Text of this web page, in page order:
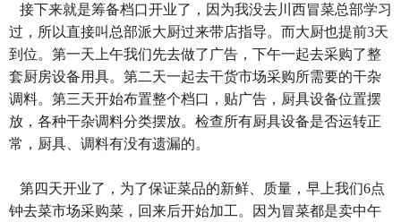
接下来就是筹备档口开业了，因为我没去川西冒菜总部学习
过，所以直接叫总部派大厨过来带店指导。而大厨也提前3天
到位。第一天上午我们先去做了广告，下午一起去采购了整
套厨房设备用具。第二天一起去干货市场采购所需要的干杂
调料。第三天开始布置整个档口，贴广告，厨具设备位置摆
放，各种干杂调料分类摆放。检查所有厨具设备是否运转正
常，厨具、调料有没有遗漏的。
第四天开业了，为了保证菜品的新鲜、质量，早上我们6点
钟去菜市场采购菜，回来后开始加工。因为冒菜都是卖中午